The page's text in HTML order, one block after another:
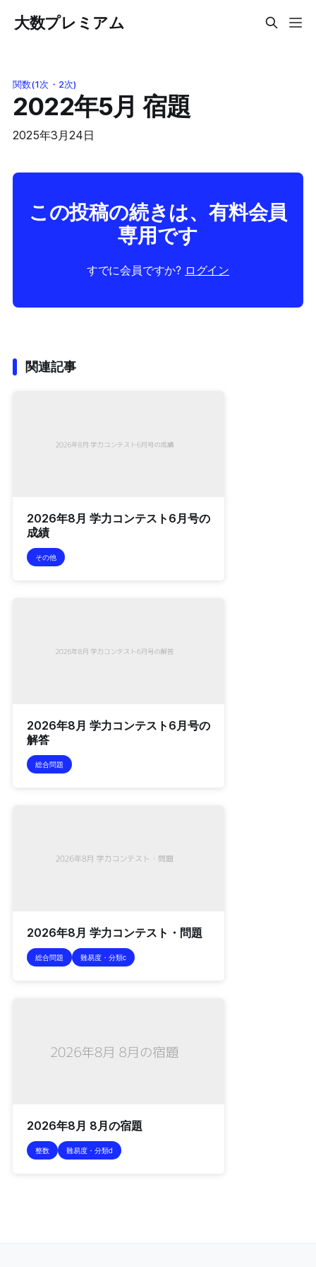
大数プレミアム
関数(1次・2次)
2022年5月 宿題
2025年3月24日
この投稿の続きは、有料会員
専用です
すでに会員ですか? ログイン
関連記事
2026年8月 学力コンテスト6月号の
成績
その他
2026年8月 学力コンテスト6月号の
解答
総合問題
2026年8月 学力コンテスト・問題
総合問題 難易度・分類c
2026年8月 8月の宿題
整数 難易度・分類d